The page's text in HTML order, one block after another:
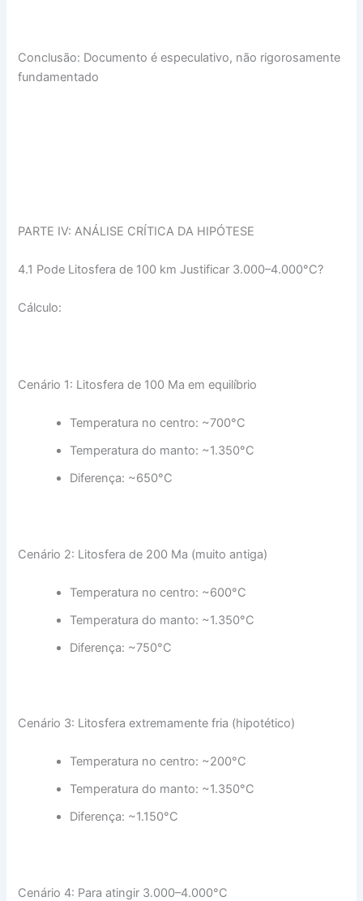
Conclusão: Documento é especulativo, não rigorosamente
fundamentado
PARTE IV: ANÁLISE CRÍTICA DA HIPÓTESE
4.1 Pode Litosfera de 100 km Justificar 3.000–4.000°C?
Cálculo:
Cenário 1: Litosfera de 100 Ma em equilíbrio
Temperatura no centro: ~700°C
Temperatura do manto: ~1.350°C
Diferença: ~650°C
Cenário 2: Litosfera de 200 Ma (muito antiga)
Temperatura no centro: ~600°C
Temperatura do manto: ~1.350°C
Diferença: ~750°C
Cenário 3: Litosfera extremamente fria (hipotético)
Temperatura no centro: ~200°C
Temperatura do manto: ~1.350°C
Diferença: ~1.150°C
Cenário 4: Para atingir 3.000–4.000°C